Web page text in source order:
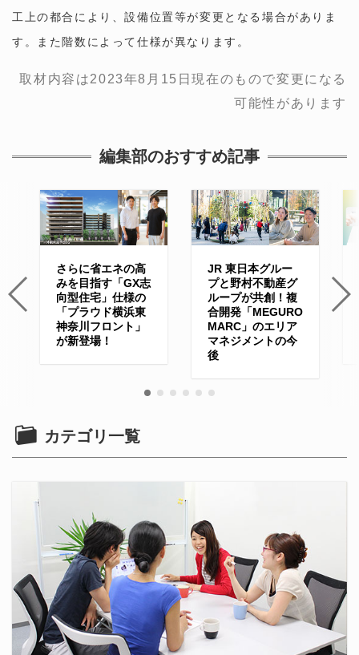
工上の都合により、設備位置等が変更となる場合がありま
す。また階数によって仕様が異なります。
取材内容は2023年8月15日現在のもので変更になる
可能性があります
編集部のおすすめ記事
さらに省エネの高
みを目指す「GX志
向型住宅」仕様の
「プラウド横浜東
神奈川フロント」
が新登場！
JR 東日本グルー
プと野村不動産グ
ループが共創！複
合開発「MEGURO
MARC」のエリア
マネジメントの今
後
カテゴリ一覧